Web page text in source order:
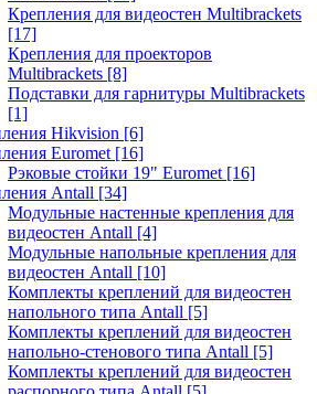
Крепления для видеостен Multibrackets
[17]
Крепления для проекторов
Multibrackets [8]
Подставки для гарнитуры Multibrackets
[1]
Hikvision [6]
Euromet [16]
Рэковые стойки 19" Euromet [16]
Antall [34]
Модульные настенные крепления для
видеостен Antall [4]
Модульные напольные крепления для
видеостен Antall [10]
Комплекты креплений для видеостен
напольного типа Antall [5]
Комплекты креплений для видеостен
напольно-стенового типа Antall [5]
Комплекты креплений для видеостен